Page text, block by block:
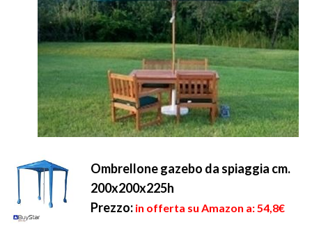
Ombrellone gazebo da spiaggia cm.
200x200x225h
Prezzo: in offerta su Amazon a: 54,8€